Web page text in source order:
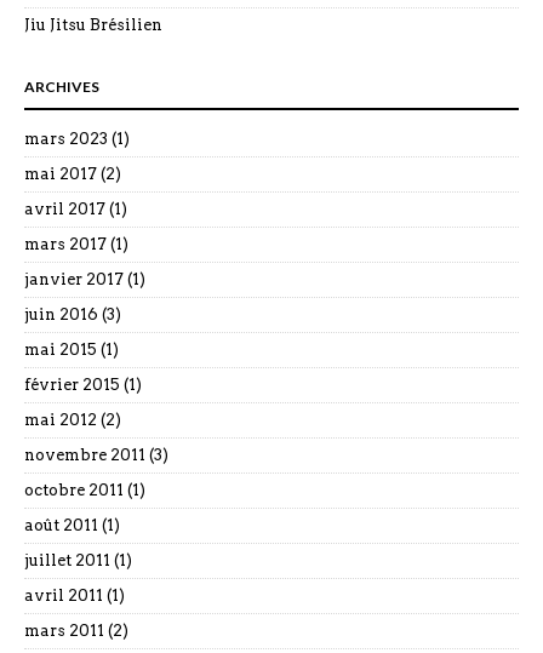
Jiu Jitsu Brésilien
ARCHIVES
mars 2023 (1)
mai 2017 (2)
avril 2017 (1)
mars 2017 (1)
janvier 2017 (1)
juin 2016 (3)
mai 2015 (1)
février 2015 (1)
mai 2012 (2)
novembre 2011 (3)
octobre 2011 (1)
août 2011 (1)
juillet 2011 (1)
avril 2011 (1)
mars 2011 (2)